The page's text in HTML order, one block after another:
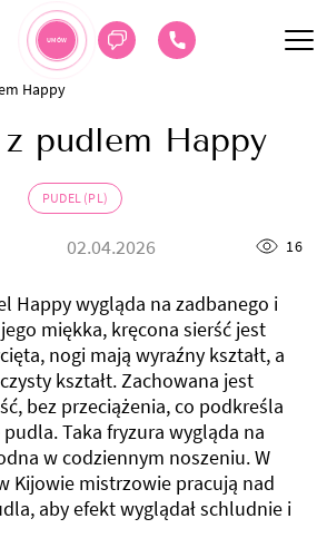
UMÓW
Happy
pudlem Happy
PUDEL (PL)
02.04.2026 16
Happy wygląda na zadbanego i
miękka, kręcona sierść jest
nogi mają wyraźny kształt, a
kształt. Zachowana jest
bez przeciążenia, co podkreśla
Taka fryzura wygląda na
w codziennym noszeniu. W
w Kijowie mistrzowie pracują nad
aby efekt wyglądał schludnie i